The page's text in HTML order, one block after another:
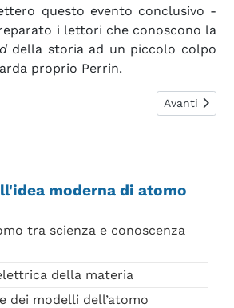
questo evento conclusivo -
i lettori che conoscono la
della storia ad un piccolo colpo
proprio Perrin.
Articolo
Avanti
moderna di atomo
tra scienza e conoscenza
della materia
dei modelli dell’atomo